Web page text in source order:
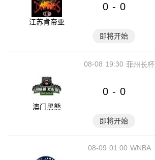
江苏肯帝亚
0 - 0
即将开始
19:30
08-08 菲州长杯
澳门黑熊
0 - 0
即将开始
01:00
08-09 WNBA